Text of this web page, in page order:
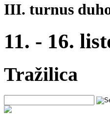
III. turnus
11. - 16.
Tražilica